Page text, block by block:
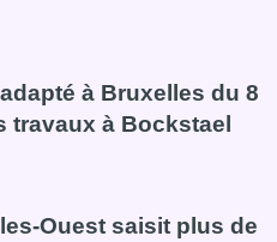
du 12 août : comment
à Bruxelles du 8
travaux à Bockstael
adapté à Bruxelles du 8
Ouest saisit plus de